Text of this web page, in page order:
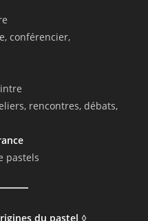
conférencier,
rencontres, débats,
pastels
du pastel ◊